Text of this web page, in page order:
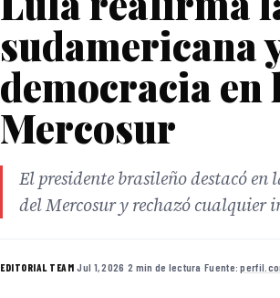
sudamericana
democracia en
Mercosur
El presidente brasileño destacó
del Mercosur y rechazó
EDITORIAL TEAM·Jul 1, 2026 ·2 min de lectura ·Fuente: